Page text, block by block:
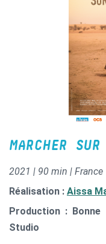
MARCHER
2021 | 90 min | France
Réalisation : Aissa
Production :
Studio